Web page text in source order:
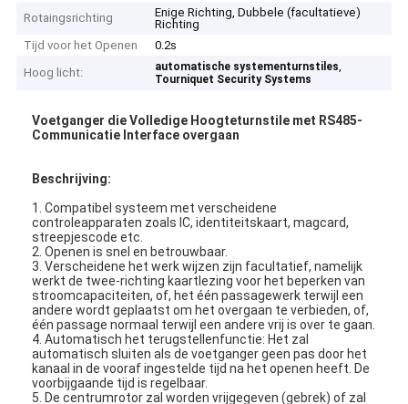
Rotaingsrichting
Enige Richting, Dubbele (facultatieve)
Richting
Tijd voor het Openen
0.2s
Hoog licht:
automatische systementurnstiles,
Tourniquet Security Systems
Voetganger die Volledige Hoogteturnstile met RS485-
Communicatie Interface overgaan
Beschrijving:
1. Compatibel systeem met verscheidene
controleapparaten zoals IC, identiteitskaart, magcard,
streepjescode etc.
2. Openen is snel en betrouwbaar.
3. Verscheidene het werk wijzen zijn facultatief, namelijk
werkt de twee-richting kaartlezing voor het beperken van
stroomcapaciteiten, of, het één passagewerk terwijl een
andere wordt geplaatst om het overgaan te verbieden, of,
één passage normaal terwijl een andere vrij is over te gaan.
4. Automatisch het terugstellenfunctie: Het zal
automatisch sluiten als de voetganger geen pas door het
kanaal in de vooraf ingestelde tijd na het openen heeft. De
voorbijgaande tijd is regelbaar.
5. De centrumrotor zal worden vrijgegeven (gebrek) of zal